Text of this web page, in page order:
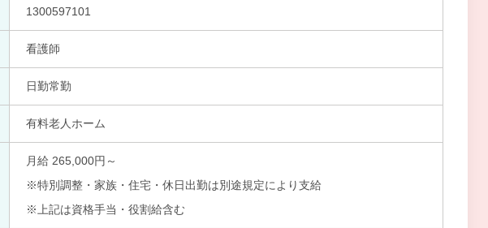
1300597101
看護師
日勤常勤
有料老人ホーム
月給 265,000円～
※特別調整・家族・住宅・休日出勤は別途規定により支給
※上記は資格手当・役割給含む